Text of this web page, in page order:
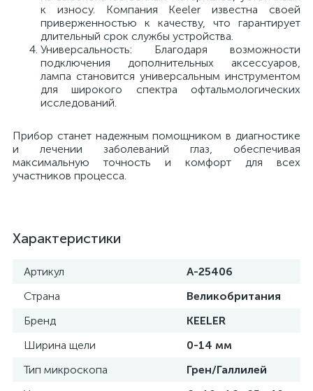
к износу. Компания Keeler известна своей
приверженностью к качеству, что гарантирует
длительный срок службы устройства.
Универсальность: Благодаря возможности
подключения дополнительных аксессуаров,
лампа становится универсальным инструментом
для широкого спектра офтальмологических
исследований.
Прибор станет надежным помощником в диагностике
и лечении заболеваний глаз, обеспечивая
максимальную точность и комфорт для всех
участников процесса.
Характеристики
Артикул
A-25406
Страна
Великобритания
Бренд
KEELER
Ширина щели
0-14 мм
Тип микроскопа
Грен/Галлилей